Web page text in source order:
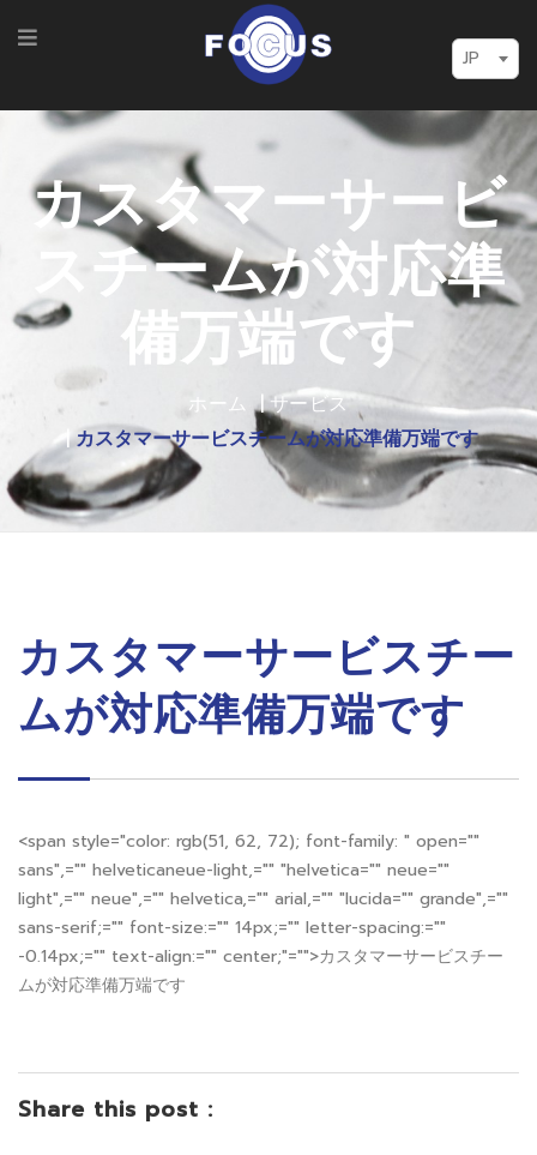
JP
カスタマーサービ
スチームが対応準
備万端です
ホーム
サービス
カスタマーサービスチームが対応準備万端です
カスタマーサービスチー
ムが対応準備万端です
<span style="color: rgb(51, 62, 72); font-family: " open=""
sans",="" helveticaneue-light,="" "helvetica="" neue=""
light",="" neue",="" helvetica,="" arial,="" "lucida="" grande",=""
sans-serif;="" font-size:="" 14px;="" letter-spacing:=""
-0.14px;="" text-align:="" center;"="">カスタマーサービスチー
ムが対応準備万端です
Share this post :